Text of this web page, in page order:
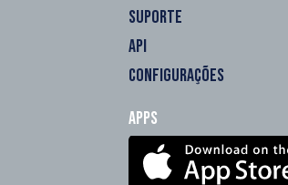
SUPORTE
API
CONFIGURAÇÕES
Apps